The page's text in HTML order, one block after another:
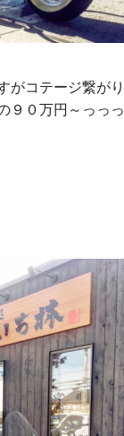
がコテージ繋がり
９０万円～っっっ